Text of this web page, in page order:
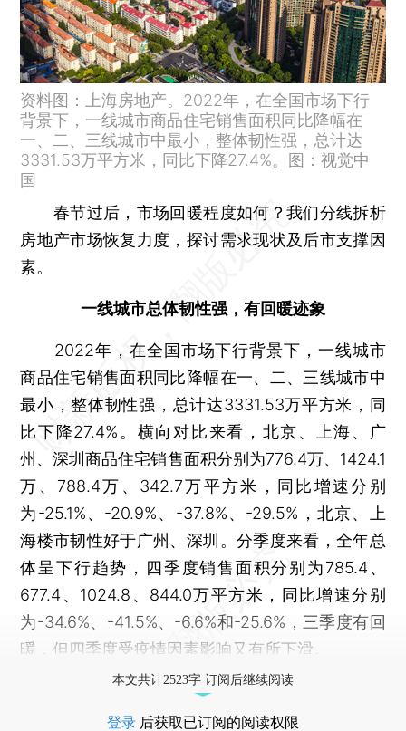
资料图：上海房地产。2022年，在全国市场下行
背景下，一线城市商品住宅销售面积同比降幅在
一、二、三线城市中最小，整体韧性强，总计达
3331.53万平方米，同比下降27.4%。图：视觉中
国
春节过后，市场回暖程度如何？我们分线拆析
房地产市场恢复力度，探讨需求现状及后市支撑因
素。
一线城市总体韧性强，有回暖迹象
2022年，在全国市场下行背景下，一线城市
商品住宅销售面积同比降幅在一、二、三线城市中
最小，整体韧性强，总计达3331.53万平方米，同
比下降27.4%。横向对比来看，北京、上海、广
州、深圳商品住宅销售面积分别为776.4万、1424.1
万、788.4万、342.7万平方米，同比增速分别
为-25.1%、-20.9%、-37.8%、-29.5%，北京、上
海楼市韧性好于广州、深圳。分季度来看，全年总
体呈下行趋势，四季度销售面积分别为785.4、
677.4、1024.8、844.0万平方米，同比增速分别
为-34.6%、-41.5%、-6.6%和-25.6%，三季度有回
暖，但四季度受疫情因素影响又有所下滑。
本文共计2523字 订阅后继续阅读
登录 后获取已订阅的阅读权限